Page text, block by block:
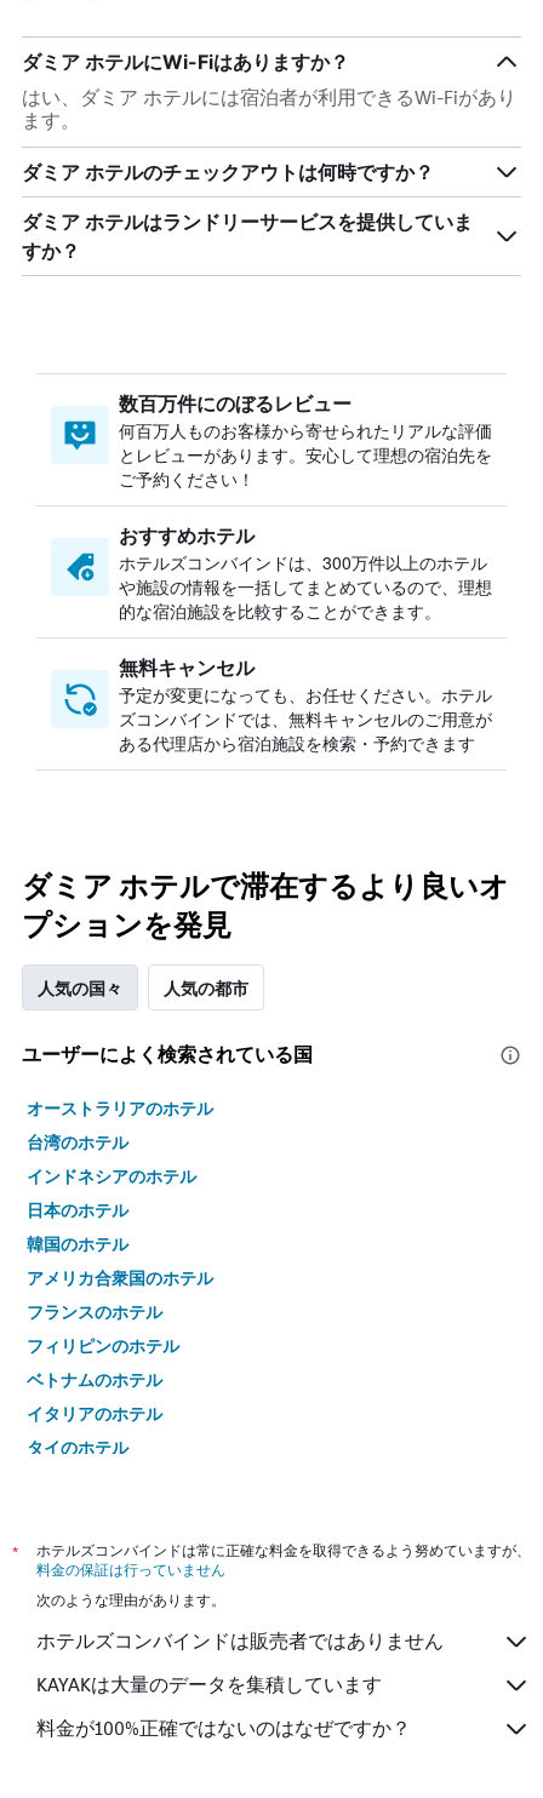
ダミア ホテルにWi-Fiはありますか？
はい、ダミア ホテルには宿泊者が利用できるWi-Fiがあり
ます。
ダミア ホテルのチェックアウトは何時ですか？
ダミア ホテルはランドリーサービスを提供していま
すか？
数百万件にのぼるレビュー
何百万人ものお客様から寄せられたリアルな評価
とレビューがあります。安心して理想の宿泊先を
ご予約ください！
おすすめホテル
ホテルズコンバインドは、300万件以上のホテル
や施設の情報を一括してまとめているので、理想
的な宿泊施設を比較することができます。
無料キャンセル
予定が変更になっても、お任せください。ホテル
ズコンバインドでは、無料キャンセルのご用意が
ある代理店から宿泊施設を検索・予約できます
ダミア ホテルで滞在するより良いオ
プションを発見
人気の国々 人気の都市
ユーザーによく検索されている国
オーストラリアのホテル
台湾のホテル
インドネシアのホテル
日本のホテル
韓国のホテル
アメリカ合衆国のホテル
フランスのホテル
フィリピンのホテル
ベトナムのホテル
イタリアのホテル
タイのホテル
*
ホテルズコンバインドは常に正確な料金を取得できるよう努めていますが、
料金の保証は行っていません
次のような理由があります。
ホテルズコンバインドは販売者ではありません
KAYAKは大量のデータを集積しています
料金が100%正確ではないのはなぜですか？